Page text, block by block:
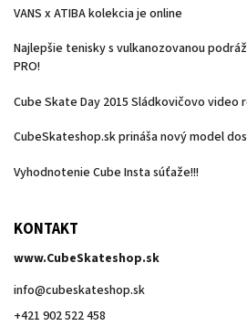
VANS x ATIBA kolekcia je online
Najlepšie tenisky s vulkanozovanou
PRO!
Cube Skate Day 2015 Sládkovičovo video
CubeSkateshop.sk prináša nový model
Vyhodnotenie Cube Insta súťaže!!!
KONTAKT
www.CubeSkateshop.sk
info@cubeskateshop.sk
+421 902 522 458